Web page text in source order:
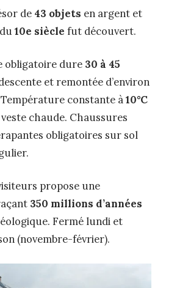
de 43 objets en argent et
10e siècle fut découvert.
obligatoire dure 30 à 45
et remontée d’environ
Température constante à10°C
chaude. Chaussures
obligatoires sur sol
propose une
350 millions d’années
Fermé lundi et
(novembre-février).